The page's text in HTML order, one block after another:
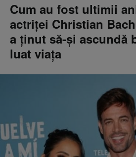
Cum au fost ultimii
actriței Christian
a ținut să-și ascundă
luat viața